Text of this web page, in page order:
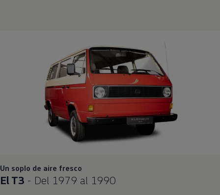
Un soplo de aire fresco
El T3 - Del 1979 al 1990